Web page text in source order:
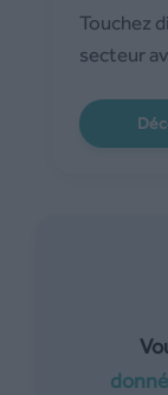
Touchez
secteur